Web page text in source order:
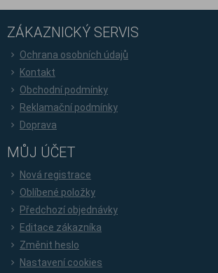
ZÁKAZNICKÝ SERVIS
Ochrana osobních údajů
Kontakt
Obchodní podmínky
Reklamační podmínky
Doprava
MŮJ ÚČET
Nová registrace
Oblíbené položky
Předchozí objednávky
Editace zákazníka
Změnit heslo
Nastavení cookies